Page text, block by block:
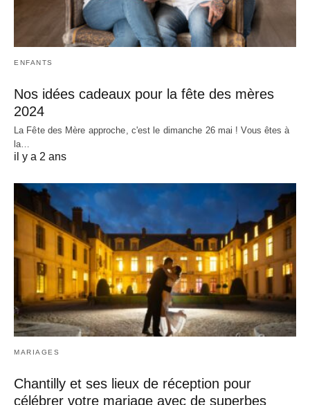
ENFANTS
Nos idées cadeaux pour la fête des mères
2024
La Fête des Mère approche, c'est le dimanche 26 mai ! Vous êtes à
la…
il y a 2 ans
MARIAGES
Chantilly et ses lieux de réception pour
célébrer votre mariage avec de superbes